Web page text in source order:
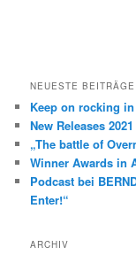
NEUESTE BEITRÄGE
Keep on rocking
New Releases 2021
„The battle of
Winner Awards in
Podcast bei
Enter!“
ARCHIV